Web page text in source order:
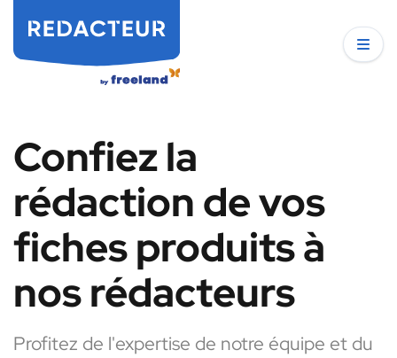
Confiez la
rédaction de vos
fiches produits à
nos rédacteurs
Profitez de l'expertise de notre équipe et du